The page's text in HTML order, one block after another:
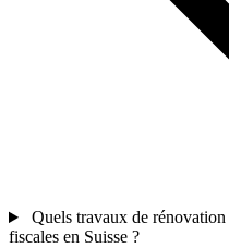
Quels travaux de
fiscales en Suisse ?